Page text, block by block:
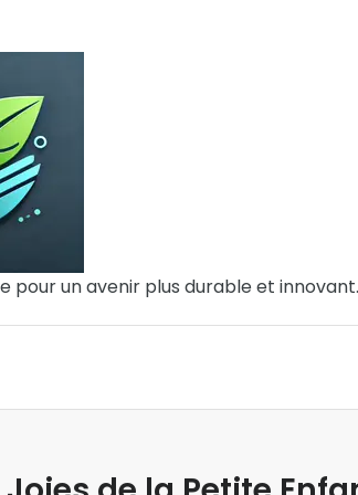
pour un avenir plus durable et innovant.